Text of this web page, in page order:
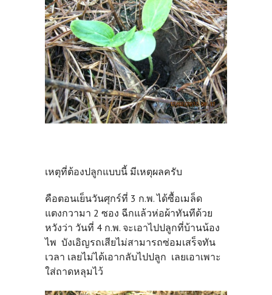
เหตุที่ต้องปลูกแบบนี้ มีเหตุผลครับ
คือตอนเย็นวันศุกร์ที่ 3 ก.พ. ได้ซื้อเมล็ด
แตงกวามา 2 ซอง ฉีกแล้วห่อผ้าทันทีด้วย
หวังว่า วันที่ 4 ก.พ. จะเอาไปปลูกที่บ้านน้อง
ไพ บังเอิญรถเสียไม่สามารถซ่อมเสร็จทัน
เวลา เลยไม่ได้เอากลับไปปลูก เลยเอาเพาะ
ใส่ถาดหลุมไว้